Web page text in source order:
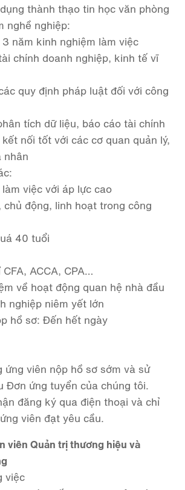
thành thạo tin học văn phòng
nghiệp:
năm kinh nghiệm làm việc
chính doanh nghiệp, kinh tế vĩ
quy định pháp luật đối với công
tích dữ liệu, báo cáo tài chính
nối tốt với các cơ quan quản lý,
nhân
việc với áp lực cao
động, linh hoạt trong công
40 tuổi
ACCA, CPA…
về hoạt động quan hệ nhà đầu
nghiệp niêm yết lớn
hồ sơ: Đến hết ngày
ứng viên nộp hồ sơ sớm và sử
Đơn ứng tuyển của chúng tôi.
đăng ký qua điện thoại và chỉ
viên đạt yêu cầu.
viên Quản trị thương hiệu và
việc